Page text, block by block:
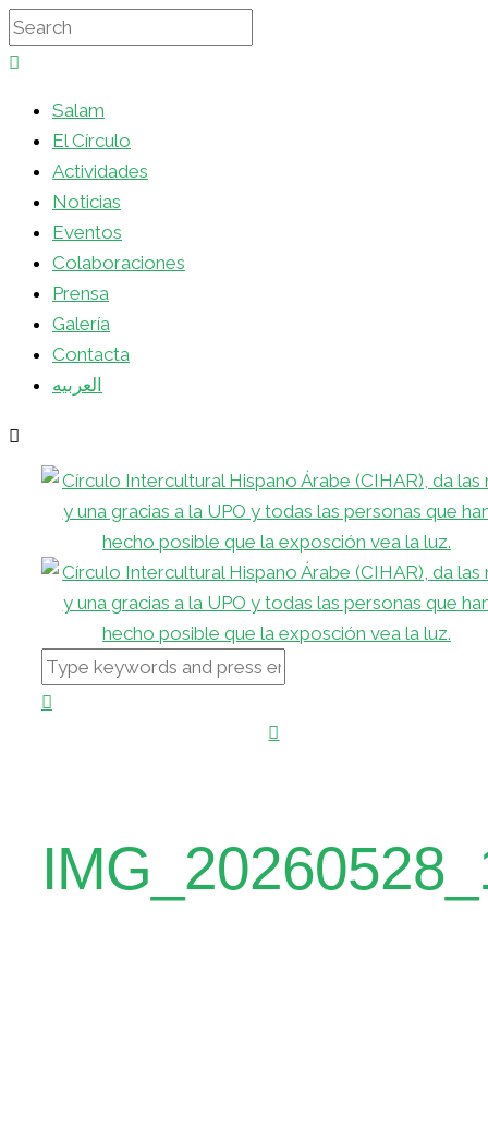
Salam
El Círculo
Actividades
Noticias
Eventos
Colaboraciones
Prensa
Galería
Contacta
العربيه